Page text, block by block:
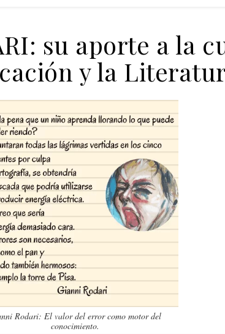
su aporte a la
y la
Rodari: El valor del error como motor del
conocimiento.